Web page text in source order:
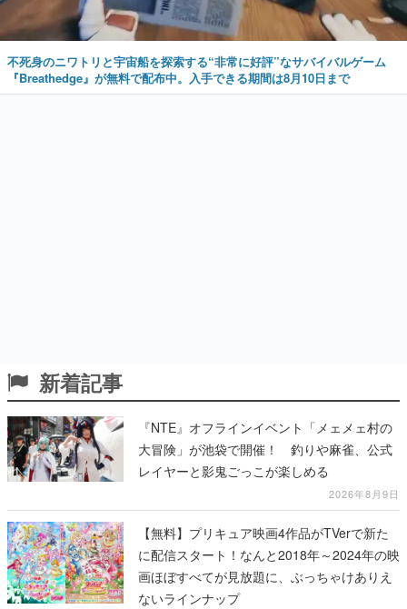
不死身のニワトリと宇宙船を探索する“非常に好評”なサバイバルゲーム
『Breathedge』が無料で配布中。入手できる期間は8月10日まで
新着記事
『NTE』オフラインイベント「メェメェ村の
大冒険」が池袋で開催！ 釣りや麻雀、公式
レイヤーと影鬼ごっこが楽しめる
2026年8月9日
【無料】プリキュア映画4作品がTVerで新た
に配信スタート！なんと2018年～2024年の映
画ほぼすべてが見放題に、ぶっちゃけありえ
ないラインナップ